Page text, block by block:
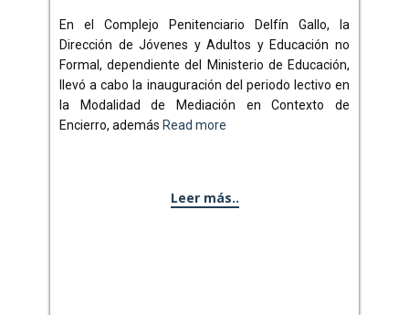
En el Complejo Penitenciario Delfín Gallo, la
Dirección de Jóvenes y Adultos y Educación no
Formal, dependiente del Ministerio de Educación,
llevó a cabo la inauguración del periodo lectivo en
la Modalidad de Mediación en Contexto de
Encierro, además Read more
Leer más..